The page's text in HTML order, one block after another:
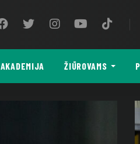
AKADEMIJA ŽIŪROVAMS